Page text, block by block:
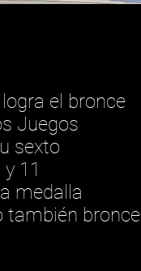
el bronce
Juegos
sexto
11
medalla
también bronce